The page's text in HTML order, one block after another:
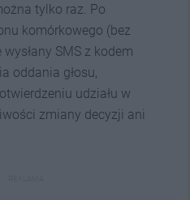
tylko raz. Po
komórkowego (bez
SMS z kodem
oddania głosu,
udziału w
zmiany decyzji ani